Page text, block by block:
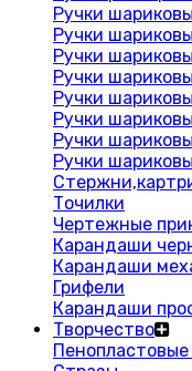
Ручки
Ручки
Ручки
Ручки
Ручки
Ручки
Ручки
Ручки
Точилки
Чертежные
Карандаши
Карандаши
Грифели
Карандаши
Творчество
Пенопластовые